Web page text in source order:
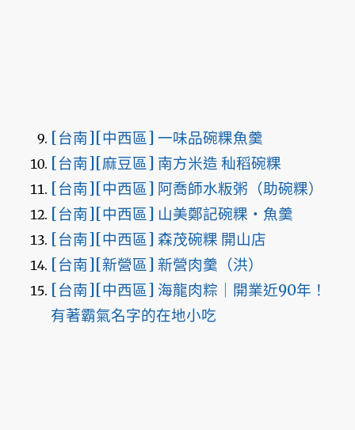
[台南][中西區] 一味品碗粿魚羹
[台南][麻豆區] 南方米造 秈稻碗粿
[台南][中西區] 阿喬師水粄粥（助碗粿）
[台南][中西區] 山美鄭記碗粿・魚羹
[台南][中西區] 森茂碗粿 開山店
[台南][新營區] 新營肉羹（洪）
[台南][中西區] 海龍肉粽｜開業近90年！
有著霸氣名字的在地小吃